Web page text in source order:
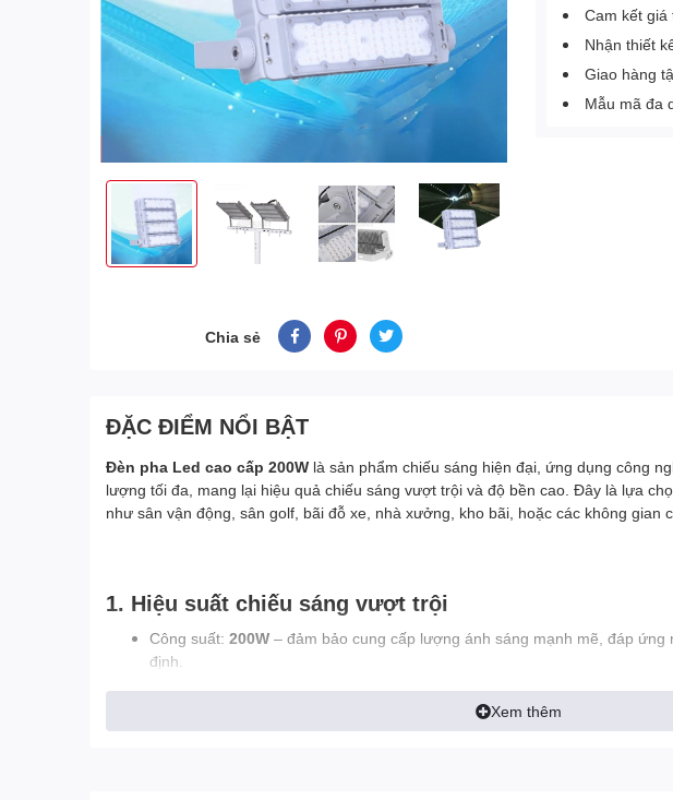
Chia sẻ
Cam kết
Nhận thiết
Giao hàng
Mẫu mã đa
ĐẶC ĐIỂM NỔI BẬT
Đèn pha Led cao cấp 200W là sản phẩm chiếu sáng hiện đại, ứng dụng công
lượng tối đa, mang lại hiệu quả chiếu sáng vượt trội và độ bền cao. Đây là lựa
như sân vận động, sân golf, bãi đỗ xe, nhà xưởng, kho bãi, hoặc các không gian
1. Hiệu suất chiếu sáng vượt trội
Công suất: 200W – đảm bảo cung cấp lượng ánh sáng mạnh mẽ, đáp ứng
định.
Quang hiệu:120 lumen/watt– hiệu suất chiếu sáng cao, tiết kiệm điện
Xem thêm